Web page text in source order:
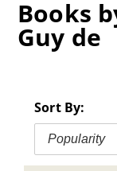
Books
Guy de
Sort By:
Popularity